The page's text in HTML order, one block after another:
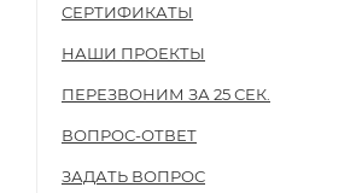
СЕРТИФИКАТЫ
НАШИ ПРОЕКТЫ
ПЕРЕЗВОНИМ ЗА 25 СЕК.
ВОПРОС-ОТВЕТ
ЗАДАТЬ ВОПРОС